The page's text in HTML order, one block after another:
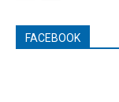
FACEBOOK